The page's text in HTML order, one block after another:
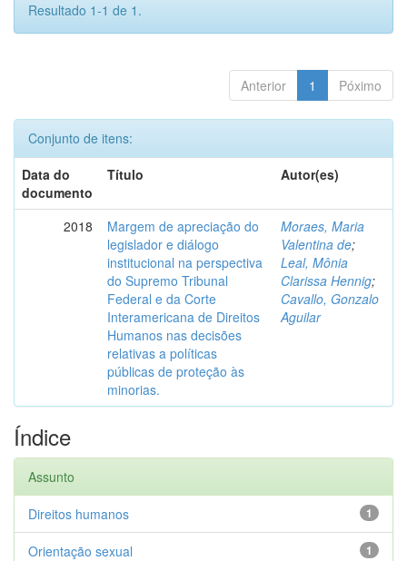
Resultado 1-1 de 1.
Anterior 1 Póximo
Conjunto de itens:
Data do
documento
Título Autor(es)
2018
Margem de apreciação do
legislador e diálogo
institucional na perspectiva
do Supremo Tribunal
Federal e da Corte
Interamericana de Direitos
Humanos nas decisões
relativas a políticas
públicas de proteção às
minorias.
Moraes, Maria
Valentina de;
Leal, Mônia
Clarissa Hennig;
Cavallo, Gonzalo
Aguilar
Índice
Assunto
1
Direitos humanos
1
Orientação sexual